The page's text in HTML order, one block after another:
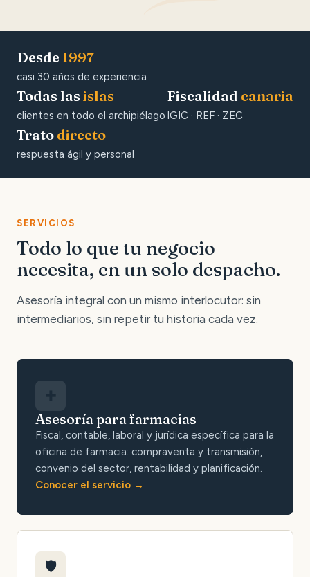
Desde 1997
casi 30 años de experiencia
Todas las islas
clientes en todo el archipiélago
Fiscalidad canaria
IGIC · REF · ZEC
Trato directo
respuesta ágil y personal
SERVICIOS
Todo lo que tu negocio
necesita, en un solo despacho.
Asesoría integral con un mismo interlocutor: sin
intermediarios, sin repetir tu historia cada vez.
Asesoría para farmacias
Fiscal, contable, laboral y jurídica específica para la
oficina de farmacia: compraventa y transmisión,
convenio del sector, rentabilidad y planificación.
Conocer el servicio
🛡️